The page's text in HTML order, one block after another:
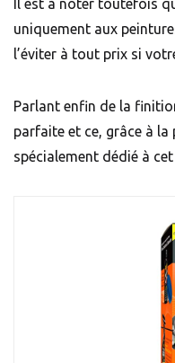
Il est à noter toutefois
uniquement aux
l’éviter à tout prix si
Parlant enfin de la
parfaite et ce, grâce à
spécialement dédié à